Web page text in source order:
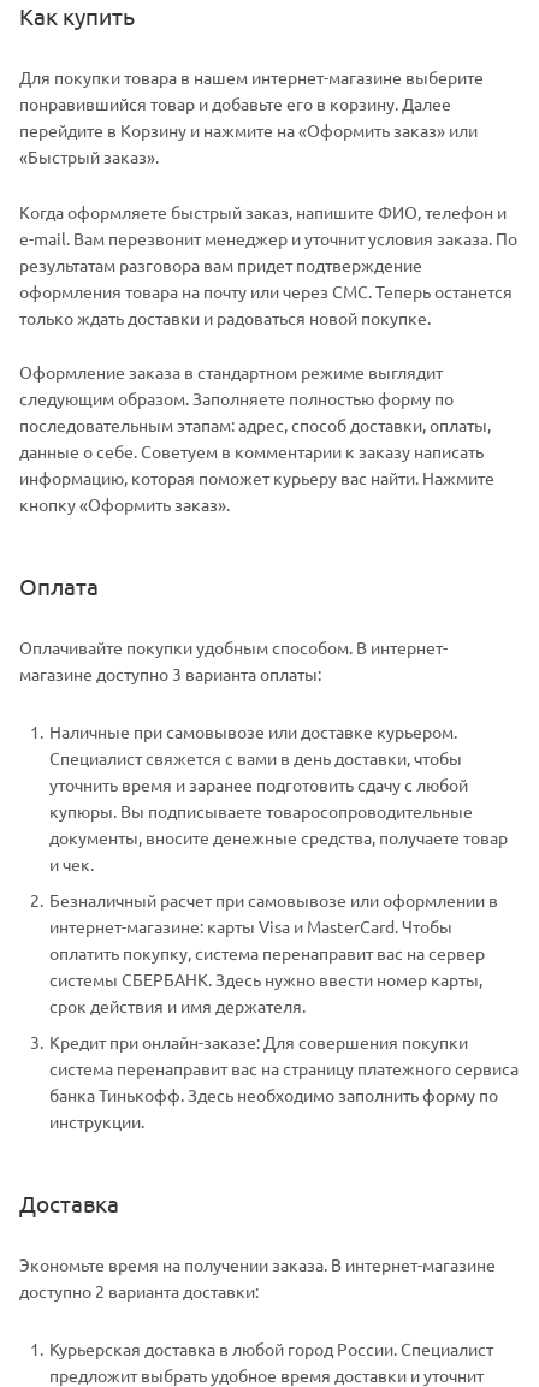
Как купить
Для покупки товара в нашем интернет-магазине выберите
понравившийся товар и добавьте его в корзину. Далее
перейдите в Корзину и нажмите на «Оформить заказ» или
«Быстрый заказ».
Когда оформляете быстрый заказ, напишите ФИО, телефон и
e-mail. Вам перезвонит менеджер и уточнит условия заказа. По
результатам разговора вам придет подтверждение
оформления товара на почту или через СМС. Теперь останется
только ждать доставки и радоваться новой покупке.
Оформление заказа в стандартном режиме выглядит
следующим образом. Заполняете полностью форму по
последовательным этапам: адрес, способ доставки, оплаты,
данные о себе. Советуем в комментарии к заказу написать
информацию, которая поможет курьеру вас найти. Нажмите
кнопку «Оформить заказ».
Оплата
Оплачивайте покупки удобным способом. В интернет-
магазине доступно 3 варианта оплаты:
Наличные при самовывозе или доставке курьером.
Специалист свяжется с вами в день доставки, чтобы
уточнить время и заранее подготовить сдачу с любой
купюры. Вы подписываете товаросопроводительные
документы, вносите денежные средства, получаете товар
и чек.
Безналичный расчет при самовывозе или оформлении в
интернет-магазине: карты Visa и MasterCard. Чтобы
оплатить покупку, система перенаправит вас на сервер
системы СБЕРБАНК. Здесь нужно ввести номер карты,
срок действия и имя держателя.
Кредит при онлайн-заказе: Для совершения покупки
система перенаправит вас на страницу платежного сервиса
банка Тинькофф. Здесь необходимо заполнить форму по
инструкции.
Доставка
Экономьте время на получении заказа. В интернет-магазине
доступно 2 варианта доставки:
Курьерская доставка в любой город России. Специалист
предложит выбрать удобное время доставки и уточнит